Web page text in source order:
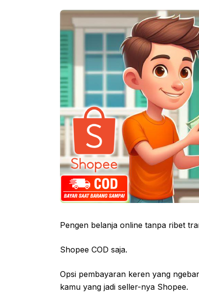
Pengen belanja online tanpa ribet
Shopee COD saja.
Opsi pembayaran keren yang
kamu yang jadi seller-nya Shopee.